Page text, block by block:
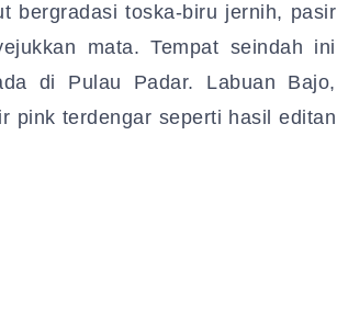
bergradasi toska-biru jernih, pasir
mata. Tempat seindah ini
di Pulau Padar. Labuan Bajo,
pink terdengar seperti hasil editan